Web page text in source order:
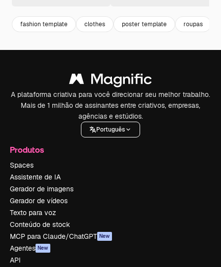
fashion template clothes poster template roupas
A plataforma criativa para você direcionar seu melhor trabalho.
Mais de 1 milhão de assinantes entre criativos, empresas,
agências e estúdios.
Português
Produtos
Spaces
Assistente de IA
Gerador de imagens
Gerador de vídeos
Texto para voz
Conteúdo de stock
MCP para Claude/ChatGPT New
Agentes New
API